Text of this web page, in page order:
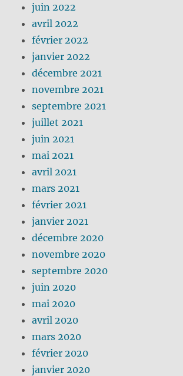
juin 2022
avril 2022
février 2022
janvier 2022
décembre 2021
novembre 2021
septembre 2021
juillet 2021
juin 2021
mai 2021
avril 2021
mars 2021
février 2021
janvier 2021
décembre 2020
novembre 2020
septembre 2020
juin 2020
mai 2020
avril 2020
mars 2020
février 2020
janvier 2020